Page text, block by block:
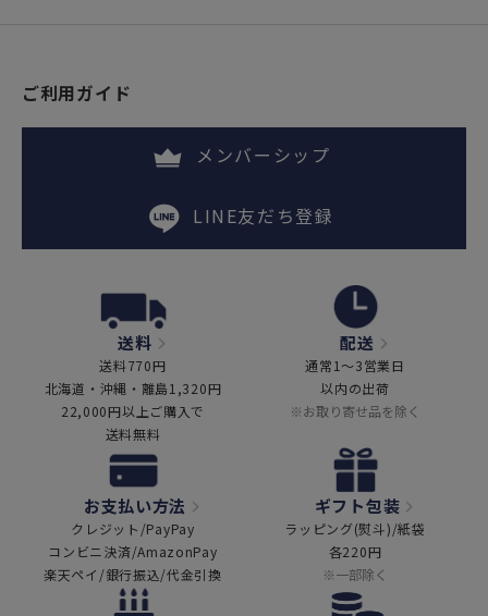
ご利用ガイド
メンバーシップ
LINE友だち登録
送料
送料770円
北海道・沖縄・離島1,320円
22,000円以上ご購入で
送料無料
配送
通常1～3営業日
以内の出荷
※お取り寄せ品を除く
お支払い方法
クレジット/PayPay
コンビニ決済/AmazonPay
楽天ペイ/銀行振込/代金引換
ギフト包装
ラッピング(熨斗)/紙袋
各220円
※一部除く